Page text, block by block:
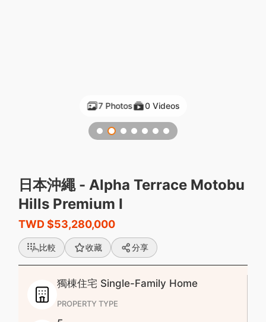
7 Photos 0 Videos
日本沖繩 - Alpha Terrace Motobu
Hills Premium I
TWD $53,280,000
比較 收藏 分享
獨棟住宅 Single-Family Home
PROPERTY TYPE